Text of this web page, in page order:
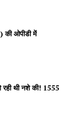
की ओपीडी में
रही थी नशे की! 1555